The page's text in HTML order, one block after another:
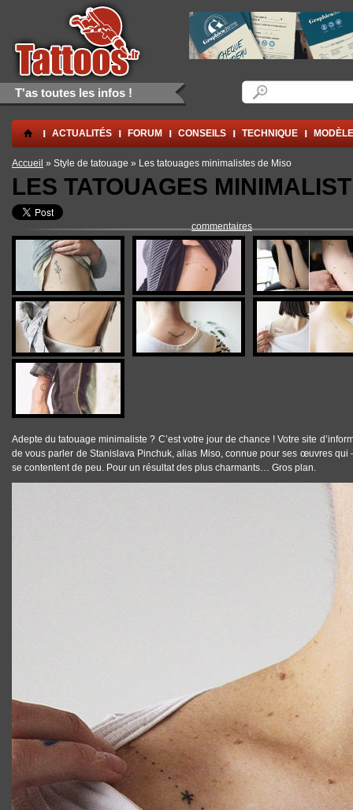
Aller au contenu principal
Skip to navigation
T'as toutes les infos !
. ACTUALITÉS FORUM CONSEILS TECHNIQUE
Vous êtes ici
Accueil » Style de tatouage » Les tatouages minimalistes de Miso
LES TATOUAGES
commentaires
Adepte dutatouage minimaliste ? C’est votre jour de chance ! Votre site
de vous parler de Stanislava Pinchuk, alias Miso, connue pour ses œuvres qui
se contentent de peu. Pour un résultat des plus charmants… Gros plan.